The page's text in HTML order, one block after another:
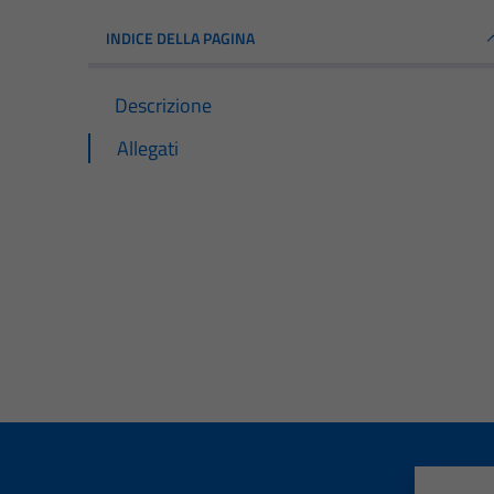
INDICE DELLA PAGINA
Descrizione
Allegati